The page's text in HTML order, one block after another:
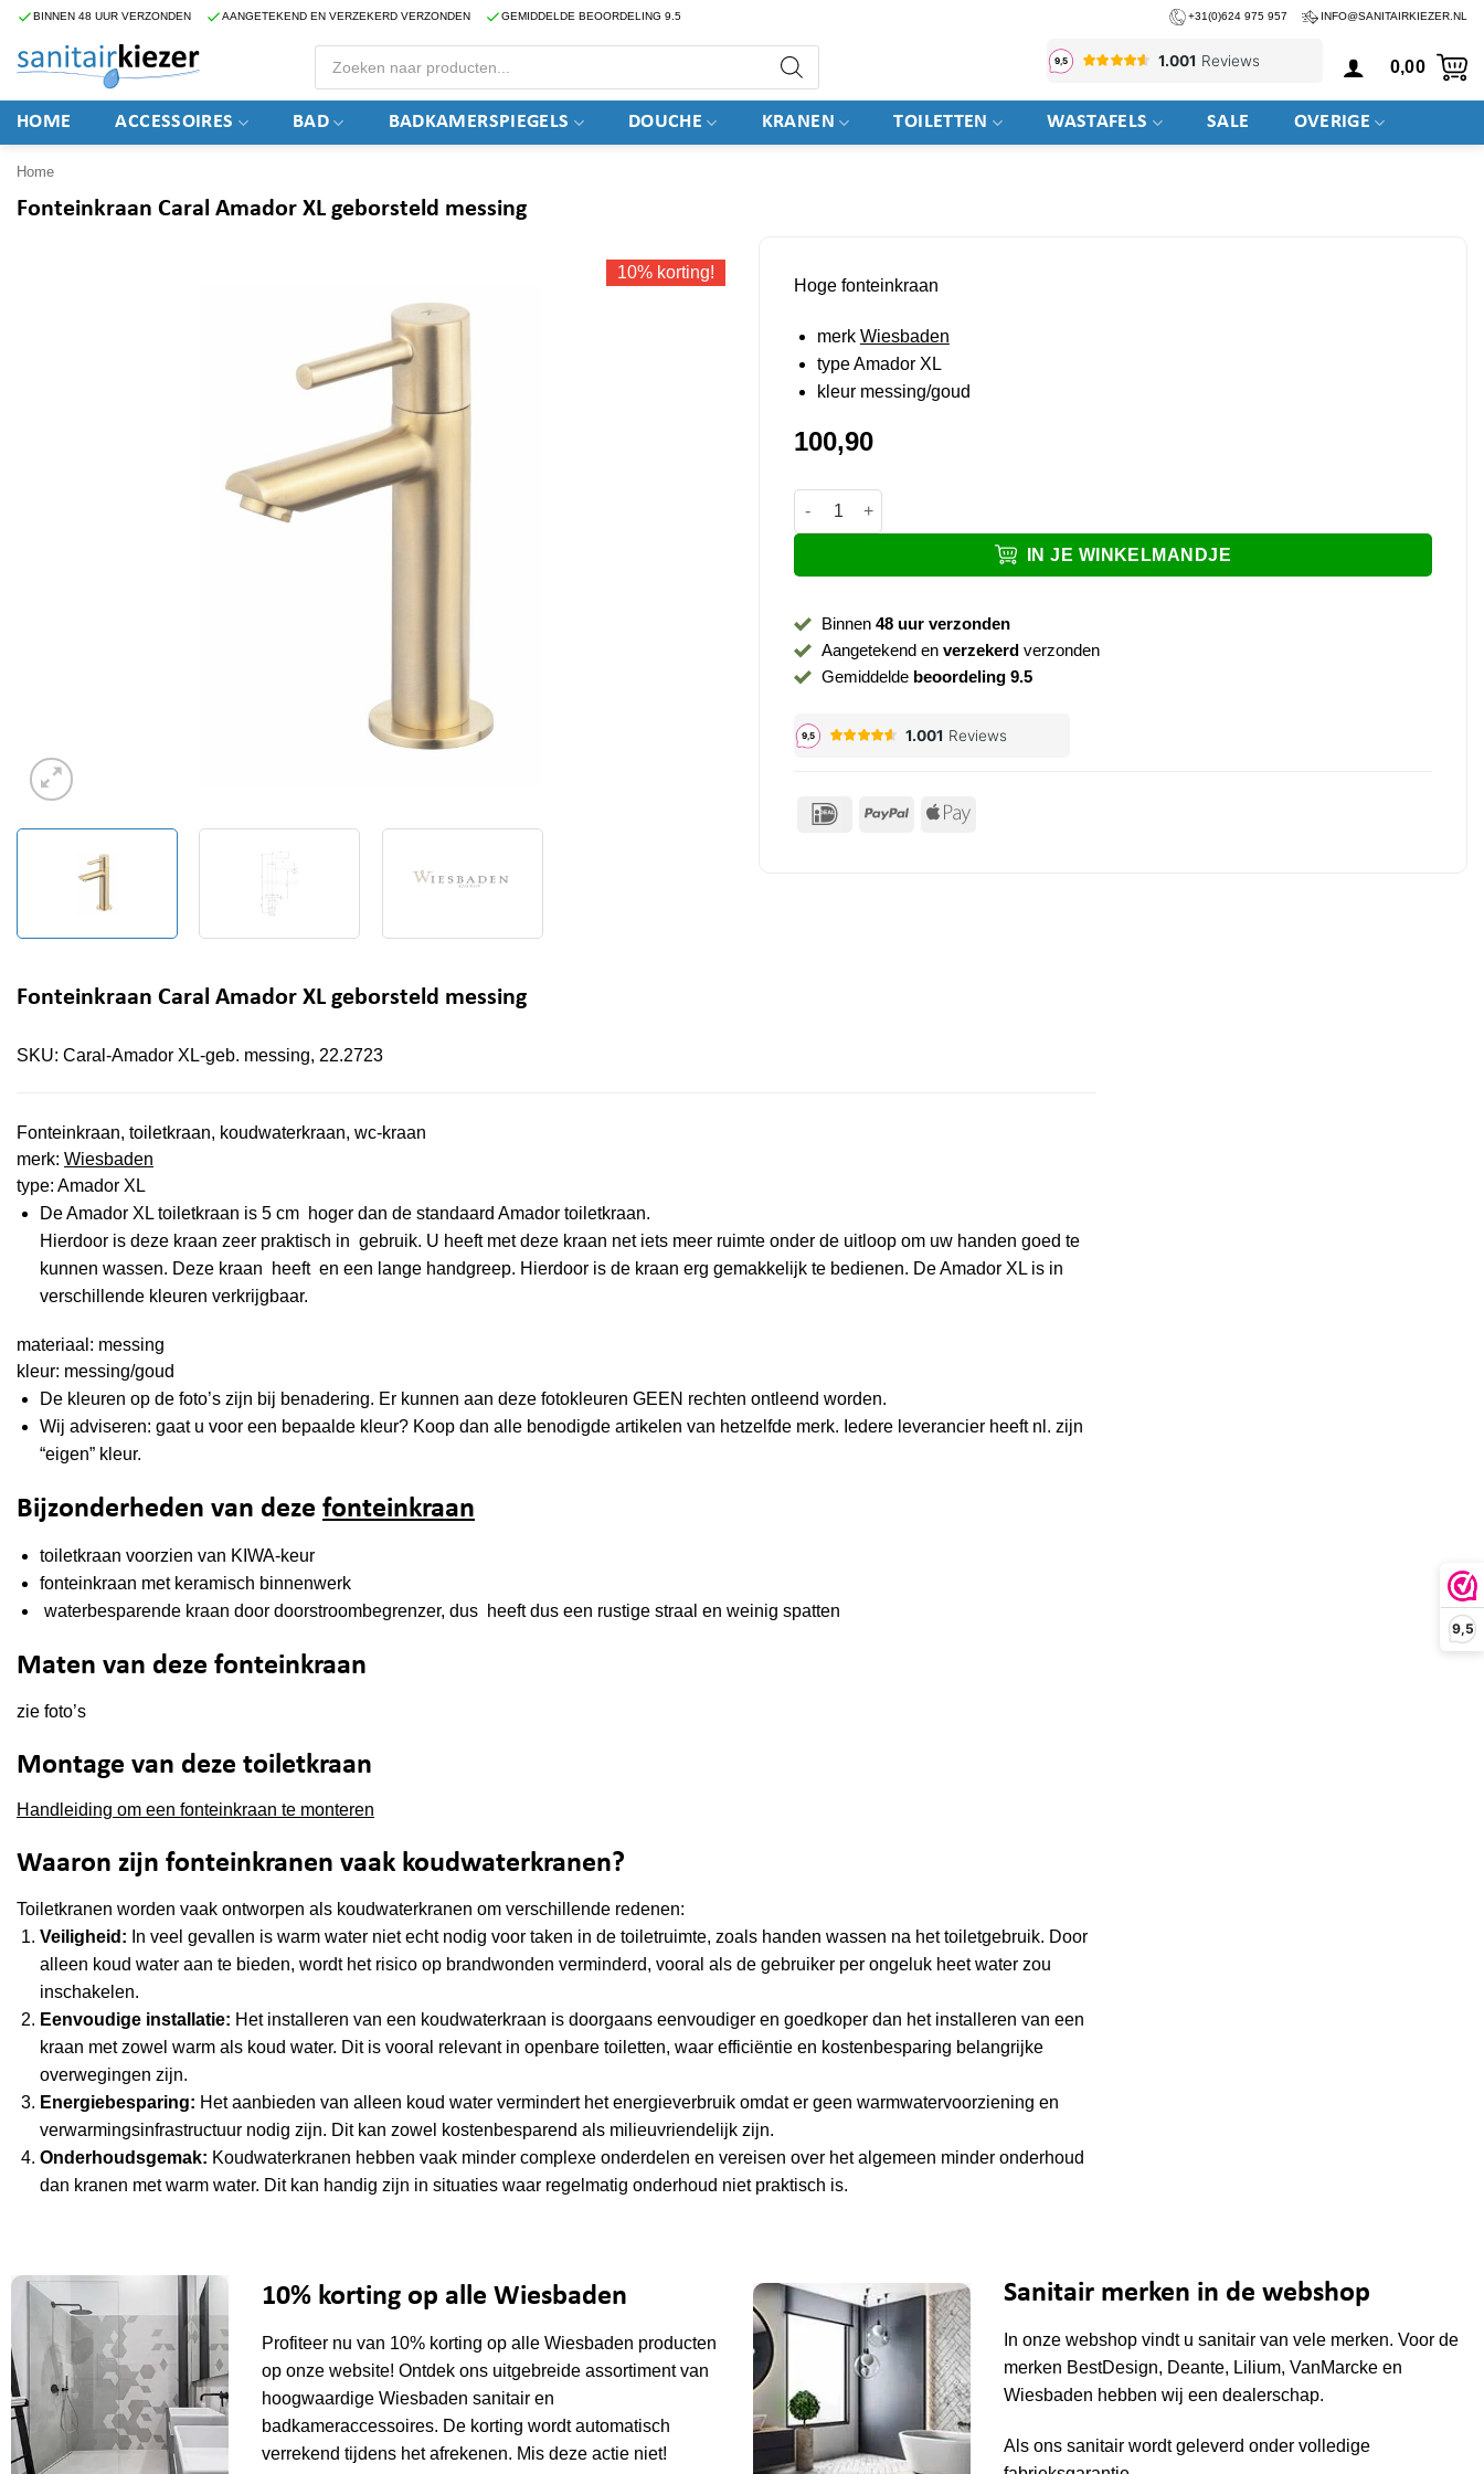
9,5
Ga
inhoud
BINNEN 48 UUR VERZONDEN AANGETEKEND EN VERZEKERD VERZONDEN GEMIDDELDE BEOORDELING 9.5 +31(0)624 975 957 INFO@SANITAIRKIEZER.NL
Producten
zoeken
0,00
HOME ACCESSOIRES BAD BADKAMERSPIEGELS DOUCHE KRANEN TOILETTEN WASTAFELS SALE OVERIGE
Home
Fonteinkraan Caral Amador XL geborsteld messing
10% korting!
Hoge fonteinkraan
merk Wiesbaden
type Amador XL
kleur messing/goud
100,90
Fonteinkraan Caral Amador XL geborsteld messing aantal
IN JE WINKELMANDJE
Binnen48 uur verzonden
Aangetekend enverzekerd verzonden
Gemiddelde beoordeling 9.5
IDeal PayPal Apple
Fonteinkraan Caral Amador XL geborsteld messing
SKU: Caral-Amador XL-geb. messing, 22.2723
Fonteinkraan, toiletkraan, koudwaterkraan, wc-kraan
merk: Wiesbaden
type: Amador XL
De Amador XL toiletkraan is 5 cm hoger dan de standaard Amador toiletkraan.
Hierdoor is deze kraan zeer praktisch in gebruik. U heeft met deze kraan net iets meer ruimte onder de uitloop om uw handen goed te
kunnen wassen. Deze kraan heeft en een lange handgreep. Hierdoor is de kraan erg gemakkelijk te bedienen. De Amador XL is in
verschillende kleuren verkrijgbaar.
materiaal: messing
kleur: messing/goud
De kleuren op de foto’s zijn bij benadering. Er kunnen aan deze fotokleuren GEEN rechten ontleend worden.
Wij adviseren: gaat u voor een bepaalde kleur? Koop dan alle benodigde artikelen van hetzelfde merk. Iedere leverancier heeft nl. zijn
“eigen” kleur.
Bijzonderheden van deze fonteinkraan
toiletkraan voorzien van KIWA-keur
fonteinkraan met keramisch binnenwerk
waterbesparende kraan door doorstroombegrenzer, dus heeft dus een rustige straal en weinig spatten
Maten van deze fonteinkraan
zie foto’s
Montage van deze toiletkraan
Handleiding om een fonteinkraan te monteren
Waaron zijn fonteinkranen vaak koudwaterkranen?
Toiletkranen worden vaak ontworpen als koudwaterkranen om verschillende redenen:
Veiligheid: In veel gevallen is warm water niet echt nodig voor taken in de toiletruimte, zoals handen wassen na het toiletgebruik. Door
alleen koud water aan te bieden, wordt het risico op brandwonden verminderd, vooral als de gebruiker per ongeluk heet water zou
inschakelen.
Eenvoudige installatie: Het installeren van een koudwaterkraan is doorgaans eenvoudiger en goedkoper dan het installeren van een
kraan met zowel warm als koud water. Dit is vooral relevant in openbare toiletten, waar efficiëntie en kostenbesparing belangrijke
overwegingen zijn.
Energiebesparing: Het aanbieden van alleen koud water vermindert het energieverbruik omdat er geen warmwatervoorziening en
verwarmingsinfrastructuur nodig zijn. Dit kan zowel kostenbesparend als milieuvriendelijk zijn.
Onderhoudsgemak: Koudwaterkranen hebben vaak minder complexe onderdelen en vereisen over het algemeen minder onderhoud
dan kranen met warm water. Dit kan handig zijn in situaties waar regelmatig onderhoud niet praktisch is.
10% korting op alle Wiesbaden
Profiteer nu van 10% korting op alleWiesbaden producten
op onze website! Ontdek ons uitgebreide assortiment van
hoogwaardige Wiesbaden sanitair en
badkameraccessoires. De korting wordt automatisch
verrekend tijdens het afrekenen. Mis deze actie niet!
Sanitair merken in de webshop
In onze webshop vindt u sanitair van vele merken. Voor de
merken BestDesign, Deante, Lilium,VanMarcke en
Wiesbaden hebben wij een dealerschap.
Als ons sanitair wordt geleverd onder volledige